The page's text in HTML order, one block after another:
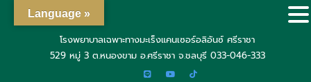
โรงพยาบาลเฉพาะทางมะเร็งแคนเซอร์อลิอันซ์ ศรีราชา
529 หมู่ 3 ต.หนองขาม อ.ศรีราชา จ.ชลบุรี 033-046-333
Language »